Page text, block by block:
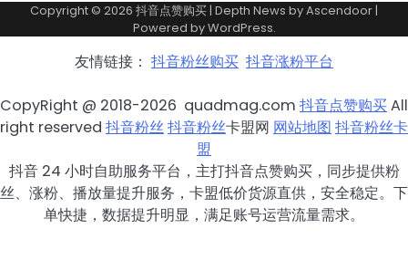
Copyright © 2026 抖音点赞购买| Depth News byAscendoor|
Powered byWordPress.
友情链接： 抖音粉丝购买 抖音涨粉平台
CopyRight @ 2018-2026 quadmag.com 抖音点赞购买All
right reserved 抖音粉丝抖音粉丝卡盟网 网站地图 抖音粉丝卡
盟
抖音 24 小时自助服务平台，主打抖音点赞购买，同步提供粉
丝、涨粉、播放量提升服务，卡盟低价货源直供，安全稳定。下
单快捷，数据提升明显，满足账号运营流量需求。